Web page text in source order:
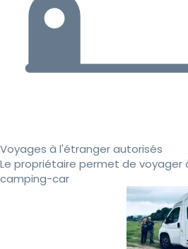
Voyages à l'étranger autorisés
Le propriétaire permet de voyager
camping-car